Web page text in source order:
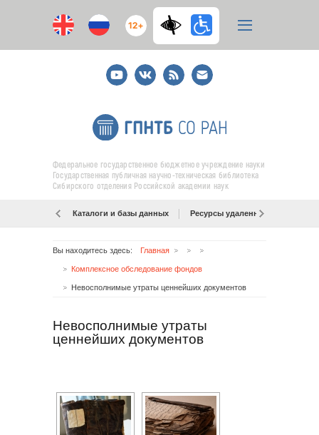
12+
YoutubeВКонтакте
RSS
E-
mail
подписка
Федеральное государственное бюджетное учреждение науки
Государственная публичная научно-техническая библиотека
Сибирского отделения Российской академии наук
Каталоги и базы данных Ресурсы удаленного доступа
Вы находитесь здесь: Главная
Комплексное обследование фондов
Невосполнимые утраты ценнейших документов
Невосполнимые утраты
ценнейших документов